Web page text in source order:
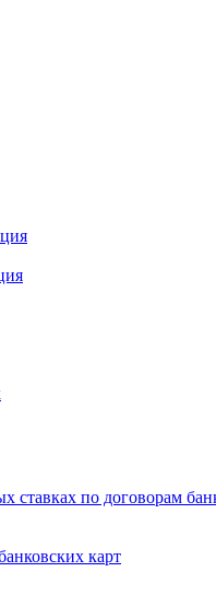
ставках по договорам
карт